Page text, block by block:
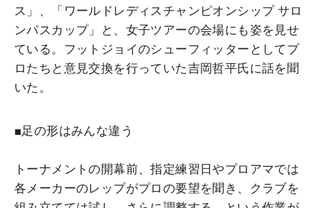
ス」、「ワールドレディスチャンピオンシップ サロ
ンパスカップ」と、女子ツアーの会場にも姿を見せ
ている。フットジョイのシューフィッターとしてプ
ロたちと意見交換を行っていた吉岡哲平氏に話を聞
いた。
■足の形はみんな違う
トーナメントの開幕前、指定練習日やプロアマでは
各メーカーのレップがプロの要望を聞き、クラブを